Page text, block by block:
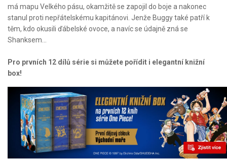
má mapu Velkého pásu, okamžitě se zapojil do boje a nakonec
stanul proti nepřátelskému kapitánovi. Jenže Buggy také patří k
těm, kdo okusili ďábelské ovoce, a navíc se údajně zná se
Shanksem...
Pro prvních 12 dílů série si můžete pořídit i elegantní knižní
box!